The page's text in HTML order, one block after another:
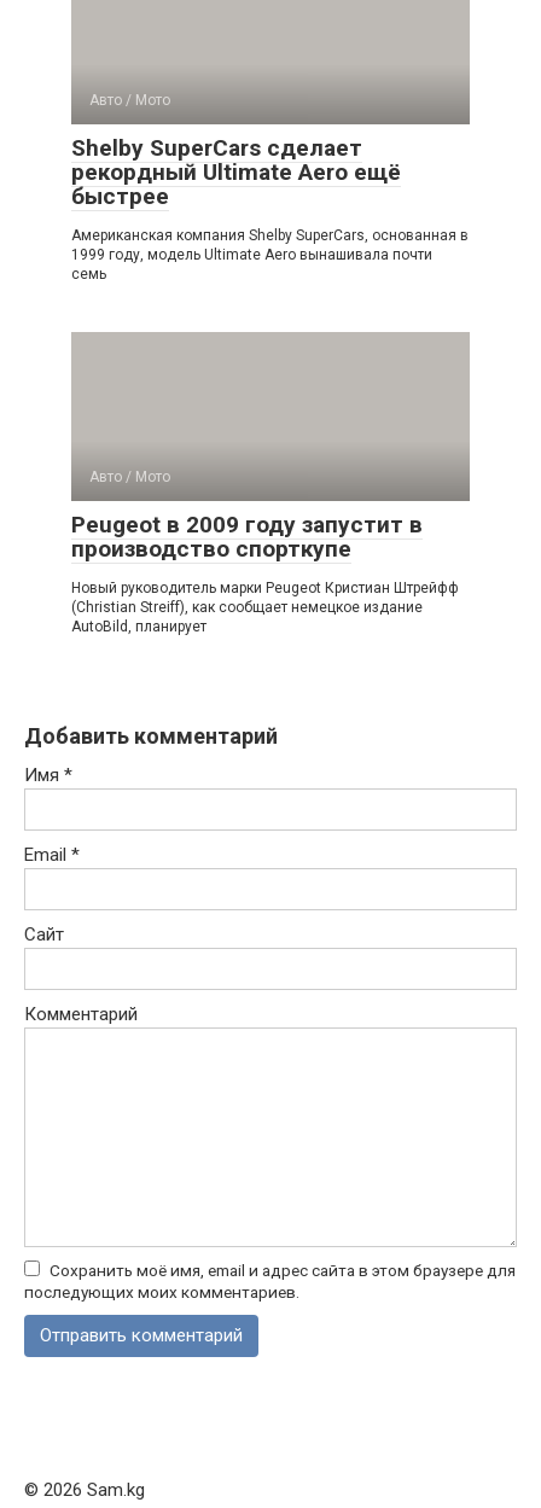
Авто / Мото
Shelby SuperCars сделает
рекордный Ultimate Aero ещё
быстрее
Американская компания Shelby SuperCars, основанная в
1999 году, модель Ultimate Aero вынашивала почти
семь
Авто / Мото
Peugeot в 2009 году запустит в
производство спорткупе
Новый руководитель марки Peugeot Кристиан Штрейфф
(Christian Streiff), как сообщает немецкое издание
AutoBild, планирует
Добавить комментарий
Имя *
Email *
Сайт
Комментарий
Сохранить моё имя, email и адрес сайта в этом браузере для
последующих моих комментариев.
© 2026 Sam.kg